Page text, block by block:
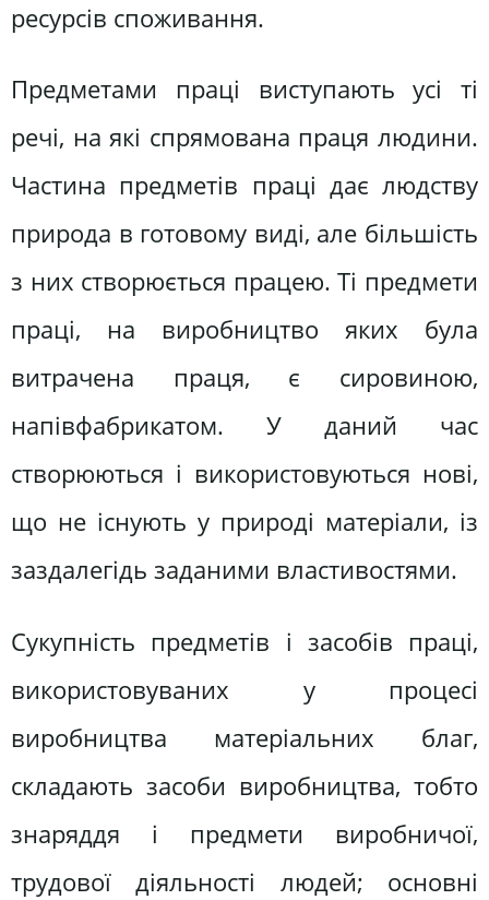
ресурсів споживання.
Предметами праці виступають усі ті
речі, на які спрямована праця людини.
Частина предметів праці дає людству
природа в готовому виді, але більшість
з них створюється працею. Ті предмети
праці, на виробництво яких була
витрачена праця, є сировиною,
напівфабрикатом. У даний час
створюються і використовуються нові,
що не існують у природі матеріали, із
заздалегідь заданими властивостями.
Сукупність предметів і засобів праці,
використовуваних у процесі
виробництва матеріальних благ,
складають засоби виробництва, тобто
знаряддя і предмети виробничої,
трудової діяльності людей; основні